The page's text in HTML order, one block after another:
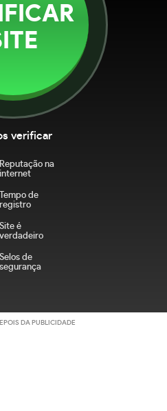
verificar
Reputação na
internet
Tempo de
registro
Site é
verdadeiro
Selos de
segurança
DA PUBLICIDADE